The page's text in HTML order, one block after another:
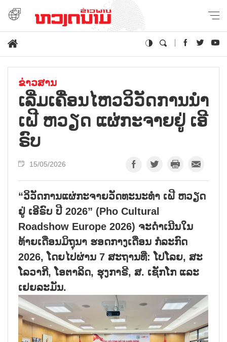
ຂ່າວສານ
ເລີ່ມ​ເຄື່ອນ​ໄຫວ​ວິ​ວັດ​ການ​ນຳ​
ເຝີ ຫວຽດ ແຜ່​ກະ​ຈາຍ​ຢູ່ ເອີ​
ຣົບ
15/05/2026
“ວິ​ວັດ​ການ​ແຜ່​ກະ​ຈາຍ​ວັດ​ທະ​ນະ​ທຳ​ ເຝີ ຫວຽດ​
ຢູ່ ເອີ​ຣົບ ປີ 2026” (Pho Cultural
Roadshow Europe 2026) ຈະ​ດຳ​ເນີນ​ໃນ​
ທ້າຍ​ເດືອນ​ມິ​ຖຸ​ນາ ຮອດ​ກາງ​ເດືອນ ກໍ​ລະ​ກົດ
2026, ໂດຍ​​ໄປ​ຜ່ານ 7 ສະ​ຖານ​ທີ່: ໂປ​ໂລຍ, ສະ​
ໂລ​ວາ​ກີ, ໂອ​ຕາ​ລິດ, ຮຸງ​ກາ​ຣີ, ສ. ເຊັກ​ໂກ ແລະ
ເຢຍ​ລະ​ມັນ.